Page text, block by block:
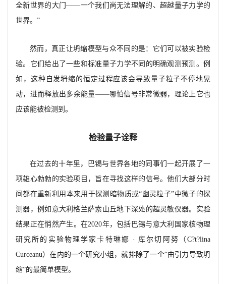
全新世界的大门——一个我们尚无法理解的、超越量子力学的
世界。”
然而，真正让坍缩模型与众不同的是：它们可以被实验检
验。它们给出了一些和标准量子力学不同的明确观测预测。例
如，这种自发坍缩的恒定过程应该会导致量子粒子不停地晃
动，进而释放出多余能量——哪怕信号非常微弱，理论上它也
应该能被检测到。
检验量子诠释
在过去的十年里，巴锡与世界各地的同事们一起开展了一
项雄心勃勃的实验项目，旨在寻找这样的信号。他们大部分时
间都在重新利用本来用于探测暗物质或“幽灵粒子”中微子的探
测器，例如意大利格兰萨索山丘地下深处的超灵敏仪器。实验
结果正在悄然产生。在2020年，包括巴锡与意大利国家核物理
研究所的实验物理学家卡特琳娜 · 库尔切阿努（C?t?lina
Curceanu）在内的一个研究小组，就排除了一个“由引力导致坍
缩”的最简单模型。